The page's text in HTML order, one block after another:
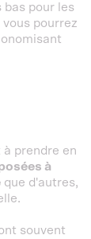
pour les
pourrez
à prendre en
à
que d'autres,
souvent